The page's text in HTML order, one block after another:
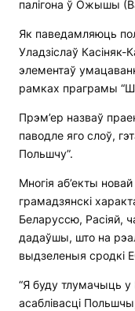
палігона ў Ожышы
Як паведамляюць
Уладзіслаў
элементаў
рамках праграмы
Прэм’ер назваў
паводле яго слоў,
Польшчу”.
Многія аб’екты
грамадзянскі
Беларуссю, Расіяй,
дадаўшы, што на
выдзеленыя сродкі
“Я буду тлумачыць
асаблівасці